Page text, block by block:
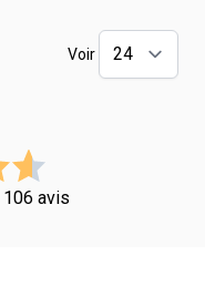
Voir
avis